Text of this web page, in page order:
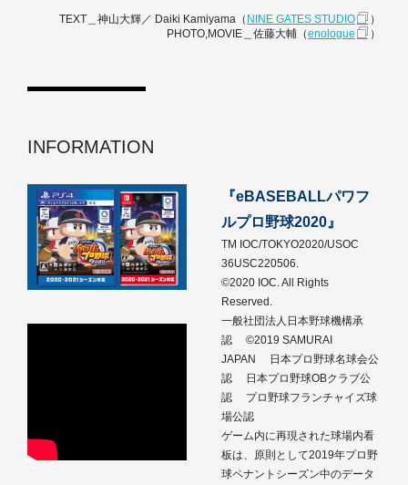
TEXT＿神山大輝／ Daiki Kamiyama（ NINE GATES STUDIO
）
PHOTO,MOVIE＿佐藤大輔（enologue ）
INFORMATION
『eBASEBALLパワフ
ルプロ野球2020』
TM IOC/TOKYO2020/USOC
36USC220506.
©2020 IOC. All Rights
Reserved.
一般社団法人日本野球機構承
認 ©2019 SAMURAI
JAPAN 日本プロ野球名球会公
認 日本プロ野球OBクラブ公
認 プロ野球フランチャイズ球
場公認
ゲーム内に再現された球場内看
板は、原則として2019年プロ野
球ペナントシーズン中のデータ